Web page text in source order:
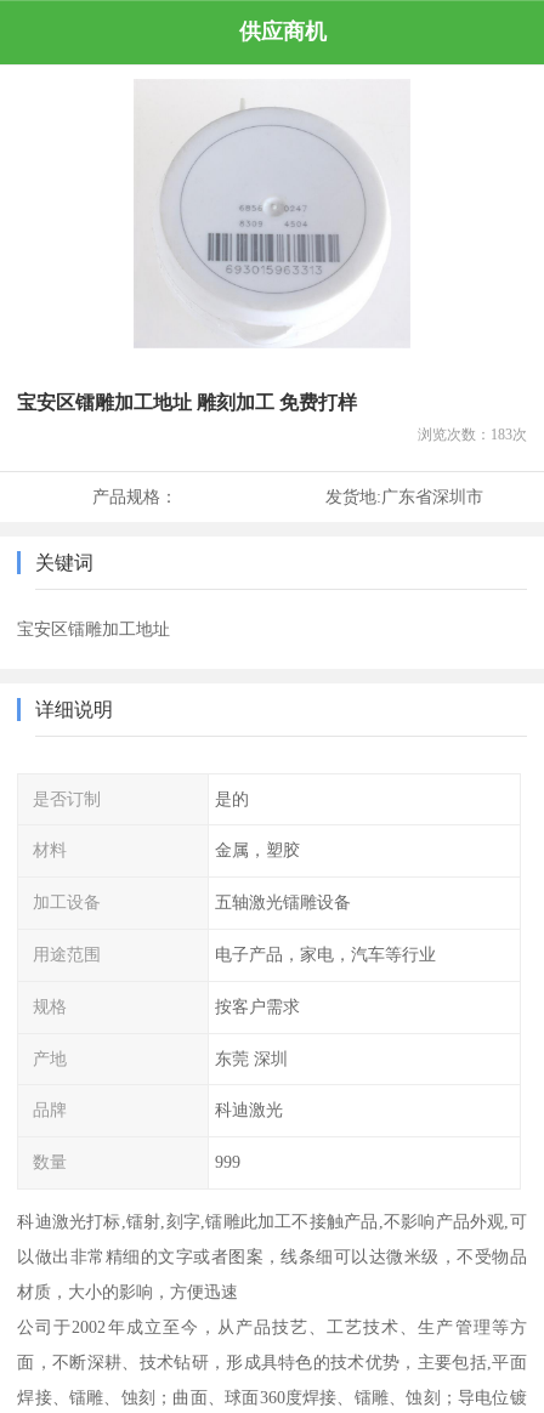
供应商机
宝安区镭雕加工地址 雕刻加工 免费打样
浏览次数： 183次
产品规格： 发货地:广东省深圳市
关键词
宝安区镭雕加工地址
详细说明
是否订制 是的
材料 金属，塑胶
加工设备 五轴激光镭雕设备
用途范围 电子产品，家电，汽车等行业
规格 按客户需求
产地 东莞 深圳
品牌 科迪激光
数量 999
科迪激光打标,镭射,刻字,镭雕此加工不接触产品,不影响产品外观,可
以做出非常精细的文字或者图案，线条细可以达微米级，不受物品
材质，大小的影响，方便迅速
公司于2002年成立至今，从产品技艺、工艺技术、生产管理等方
面，不断深耕、技术钻研，形成具特色的技术优势，主要包括,平面
焊接、镭雕、蚀刻；曲面、球面360度焊接、镭雕、蚀刻；导电位镀